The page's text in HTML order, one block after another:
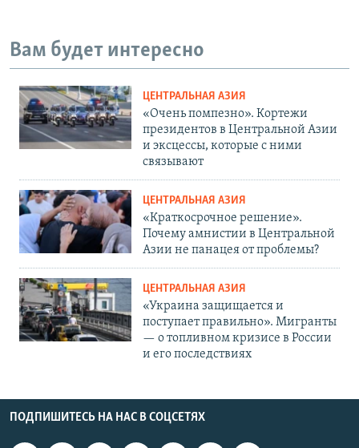
Вам будет интересно
ЦЕНТРАЛЬНАЯ АЗИЯ
«Очень помпезно». Кортежи
президентов в Центральной Азии
и эксцессы, которые с ними
связывают
ЦЕНТРАЛЬНАЯ АЗИЯ
«Краткосрочное решение».
Почему амнистии в Центральной
Азии не панацея от проблемы?
ЦЕНТРАЛЬНАЯ АЗИЯ
«Украина защищается и
поступает правильно». Мигранты
— о топливном кризисе в России
и его последствиях
ПОДПИШИТЕСЬ НА НАС В СОЦСЕТЯХ